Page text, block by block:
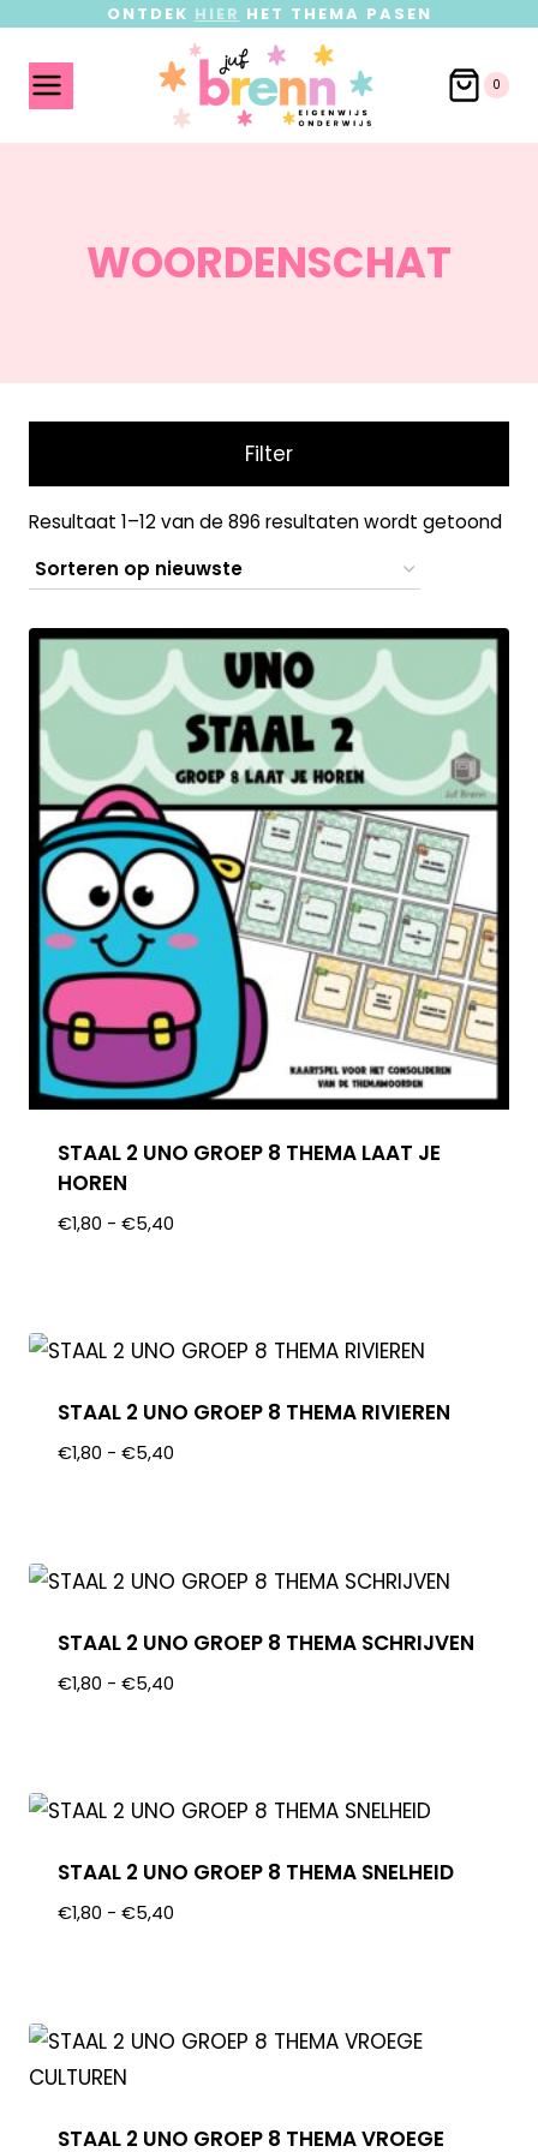
ONTDEK HIER HET THEMA PASEN
0
WOORDENSCHAT
Filter
Resultaat 1–12 van de 896 resultaten wordt getoond
STAAL 2 UNO GROEP 8 THEMA LAAT JE
HOREN
€1,80 - €5,40
STAAL 2 UNO GROEP 8 THEMA RIVIEREN
€1,80 - €5,40
STAAL 2 UNO GROEP 8 THEMA SCHRIJVEN
€1,80 - €5,40
STAAL 2 UNO GROEP 8 THEMA SNELHEID
€1,80 - €5,40
STAAL 2 UNO GROEP 8 THEMA VROEGE